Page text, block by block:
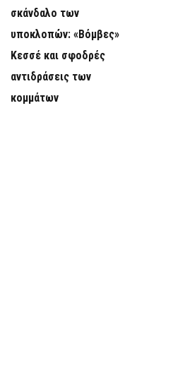
σκάνδαλο των
υποκλοπών: «Βόμβες»
Κεσσέ και σφοδρές
αντιδράσεις των
κομμάτων